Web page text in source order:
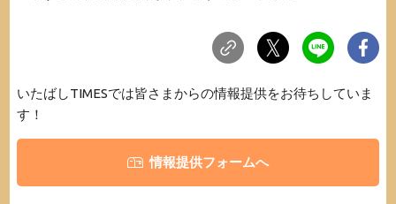
いたばしTIMESでは皆さまからの情報提供をお待ちしていま
す！
情報提供フォームへ